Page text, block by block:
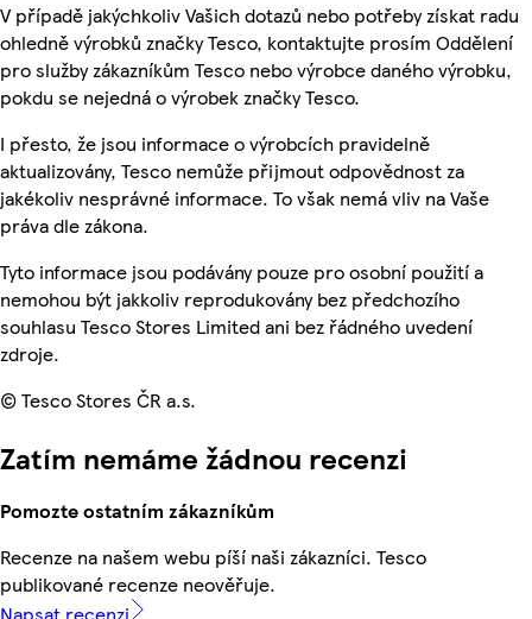
V případě jakýchkoliv Vašich dotazů nebo potřeby získat radu
ohledně výrobků značky Tesco, kontaktujte prosím Oddělení
pro služby zákazníkům Tesco nebo výrobce daného výrobku,
pokdu se nejedná o výrobek značky Tesco.
I přesto, že jsou informace o výrobcích pravidelně
aktualizovány, Tesco nemůže přijmout odpovědnost za
jakékoliv nesprávné informace. To však nemá vliv na Vaše
práva dle zákona.
Tyto informace jsou podávány pouze pro osobní použití a
nemohou být jakkoliv reprodukovány bez předchozího
souhlasu Tesco Stores Limited ani bez řádného uvedení
zdroje.
© Tesco Stores ČR a.s.
Zatím nemáme žádnou recenzi
Pomozte ostatním zákazníkům
Recenze na našem webu píší naši zákazníci. Tesco
publikované recenze neověřuje.